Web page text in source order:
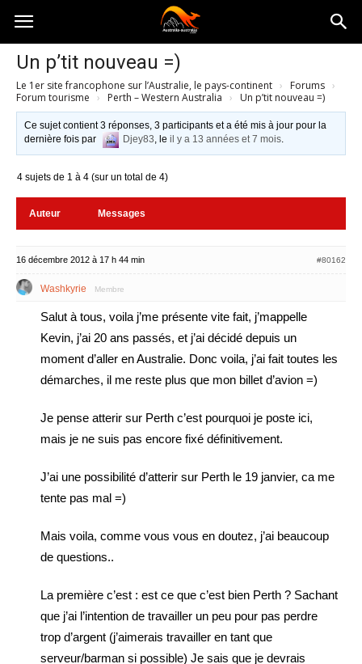
Australia-
australie.com
Un p’tit nouveau =)
Le 1er site francophone sur l’Australie, le pays-continent › Forums ›
Forum tourisme › Perth – Western Australia › Un p’tit nouveau =)
Ce sujet contient 3 réponses, 3 participants et a été mis à jour pour la
dernière fois par
Djey83, leil y a 13 années et 7 mois.
4 sujets de 1 à 4 (sur un total de 4)
Auteur Messages
16 décembre 2012 à 17 h 44 min #80162
Washkyrie Membre
Salut à tous, voila j’me présente vite fait, j’mappelle
Kevin, j’ai 20 ans passés, et j’ai décidé depuis un
moment d’aller en Australie. Donc voila, j’ai fait toutes les
démarches, il me reste plus que mon billet d’avion =)
Je pense atterir sur Perth c’est pourquoi je poste ici,
mais je ne suis pas encore fixé définitivement.
J’ai une possibilité d’atterir sur Perth le 19 janvier, ca me
tente pas mal =)
Mais voila, comme vous vous en doutez, j’ai beaucoup
de questions..
La première c’est : est ce que c’est bien Perth ? Sachant
que j’ai l’intention de travailler un peu pour pas perdre
trop d’argent (j’aimerais travailler en tant que
serveur/barman si possible) Je sais que je devrais